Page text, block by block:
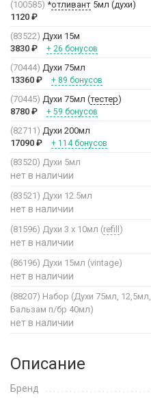
(100585) *отливант 5мл (духи)
1120 ₽
(83522) Духи 15м
3830 ₽ + 26 бонусов
(70444) Духи 75мл
13360 ₽ + 89 бонусов
(70445) Духи 75мл (тестер)
8780 ₽ + 59 бонусов
(82711) Духи 200мл
17090 ₽ + 114 бонусов
(83520) Духи 5мл
нет в наличии
(83521) Духи 12.5мл
нет в наличии
(81596) Духи 3 х 10мл (refill )
нет в наличии
(86196) Духи 15мл (vintage)
нет в наличии
(88207) Набор (Духи 75мл, 12,5мл,
Бальзам п/бр 40мл)
нет в наличии
Описание
Бренд